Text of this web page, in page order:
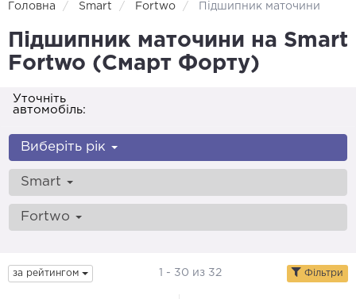
Головна Smart Fortwo Підшипник маточини
Підшипник маточини на Smart
Fortwo (Смарт Форту)
Уточніть
автомобіль:
Виберіть рік
Smart
Fortwo
за рейтингом 1 - 30 из 32 Фільтри